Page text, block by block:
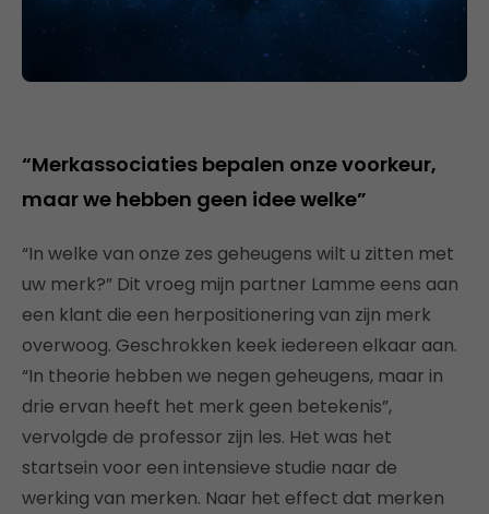
“Merkassociaties bepalen onze voorkeur,
maar we hebben geen idee welke”
“In welke van onze zes geheugens wilt u zitten met
uw merk?” Dit vroeg mijn partner Lamme eens aan
een klant die een herpositionering van zijn merk
overwoog. Geschrokken keek iedereen elkaar aan.
“In theorie hebben we negen geheugens, maar in
drie ervan heeft het merk geen betekenis”,
vervolgde de professor zijn les. Het was het
startsein voor een intensieve studie naar de
werking van merken. Naar het effect dat merken